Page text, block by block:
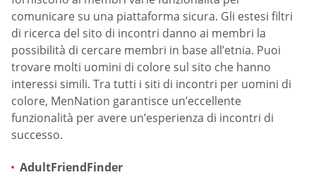
comunicare su una piattaforma sicura. Gli estesi filtri
di ricerca del sito di incontri danno ai membri la
possibilità di cercare membri in base all’etnia. Puoi
trovare molti uomini di colore sul sito che hanno
interessi simili. Tra tutti i siti di incontri per uomini di
colore, MenNation garantisce un’eccellente
funzionalità per avere un’esperienza di incontri di
successo.
AdultFriendFinder